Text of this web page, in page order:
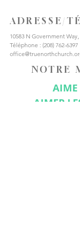
ADRESSE/
10583 N Government
Téléphone : (208) 762-6397
NOTRE
AIME
AIMER